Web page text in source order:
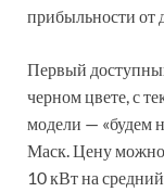
прибыльности от
Первый
черном цвете, с
модели — «будем
Маск. Цену можно
10 кВт на